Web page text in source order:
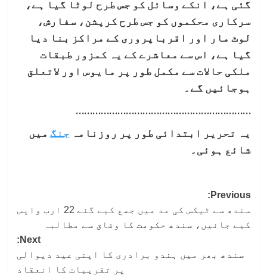
گئی ہے، انکے وسائل کو جس طرح لوٹا گیا ہے،
سرکاری محکموں کو جس طرح کرپشن، سفارش،
لوٹ مار اور اقرباپروری کے مراکز بنا دیا
گیا ہے، اس سے معاشرے کے یہ کمزور طبقات
ملکی حالات سے مکمل طور پر مایوس اور لاتعلق
ہوجائیں گے۔
………………………………………………………
یہ تحریر ابتدائی طور پر روزنامہ جنگ میں
شائع ہوئی۔
Post
navigation
Previous:
سندھ سے ٹیکس کی مد میں جمع کیے گئے 22 ارب واپس
کیے جائیں، سندھ حکومت کا وفاق سے مطالبہ
Next:
سندھ بھر میں ہندو برادری کا اپنی عید دیوالی
پر تقریبات کا انعقاد